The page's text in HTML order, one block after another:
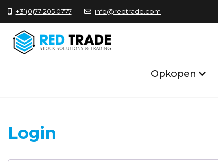
+31(0)77 205 0777 info@redtrade.com
Opkopen
Login